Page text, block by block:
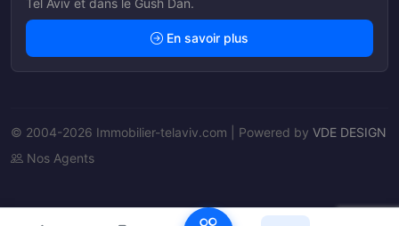
En savoir plus
© 2004-2026 Immobilier-telaviv.com | Powered by VDE DESIGN
Nos Agents